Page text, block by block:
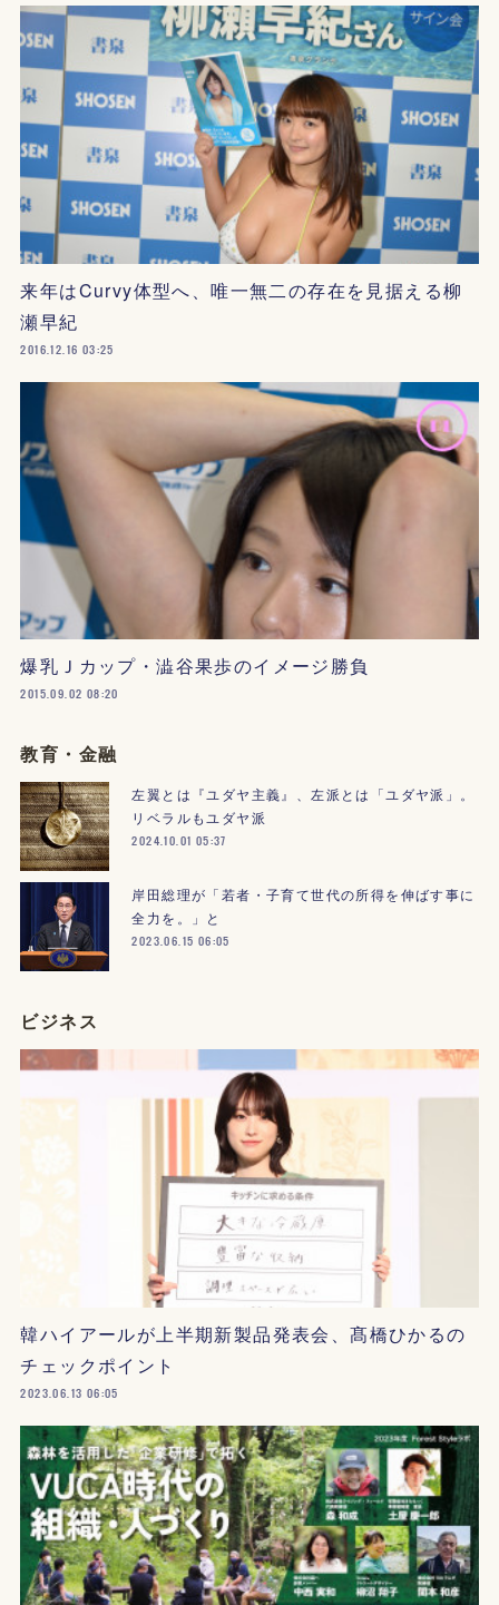
来年はCurvy体型へ、唯一無二の存在を見据える柳
瀬早紀
2016.12.16 03:25
爆乳Ｊカップ・澁谷果歩のイメージ勝負
2015.09.02 08:20
教育・金融
左翼とは『ユダヤ主義』、左派とは「ユダヤ派」。
リベラルもユダヤ派
2024.10.01 05:37
岸田総理が「若者・子育て世代の所得を伸ばす事に
全力を。」と
2023.06.15 06:05
ビジネス
韓ハイアールが上半期新製品発表会、髙橋ひかるの
チェックポイント
2023.06.13 06:05